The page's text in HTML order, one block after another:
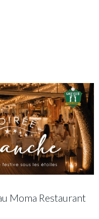
Moma Restaurant